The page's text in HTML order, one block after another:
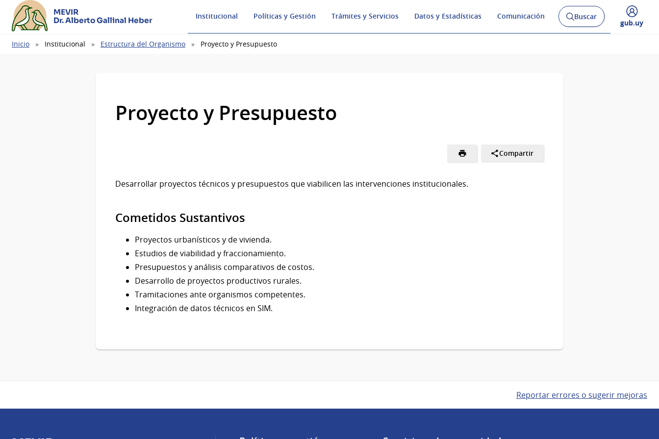
MEVIR
Dr. Alberto Gallinal Heber
Institucional Políticas y Gestión Trámites y Servicios Datos y Estadísticas Comunicación
Abrir
buscador
Buscar
Desplegar
gub.uy
Ruta
Inicio Institucional Estructura del Organismo Proyecto y Presupuesto
Proyecto y Presupuesto
Compartir
Desarrollar proyectos técnicos y presupuestos que viabilicen las intervenciones institucionales.
Cometidos Sustantivos
Proyectos urbanísticos y de vivienda.
Estudios de viabilidad y fraccionamiento.
Presupuestos y análisis comparativos de costos.
Desarrollo de proyectos productivos rurales.
Tramitaciones ante organismos competentes.
Integración de datos técnicos en SIM.
Reportar errores o sugerir mejoras